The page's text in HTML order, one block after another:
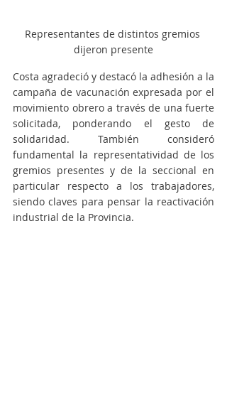
Representantes de distintos gremios
dijeron presente
Costa agradeció y destacó la adhesión a la
campaña de vacunación expresada por el
movimiento obrero a través de una fuerte
solicitada, ponderando el gesto de
solidaridad. También consideró
fundamental la representatividad de los
gremios presentes y de la seccional en
particular respecto a los trabajadores,
siendo claves para pensar la reactivación
industrial de la Provincia.